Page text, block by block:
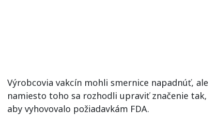
Výrobcovia vakcín mohli smernice napadnúť, ale
namiesto toho sa rozhodli upraviť značenie tak,
aby vyhovovalo požiadavkám FDA.